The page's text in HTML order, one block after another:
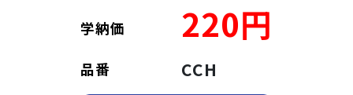
学納価 220円
品番 CCH